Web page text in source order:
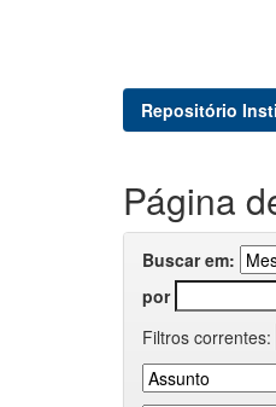
Repositório
Página
Buscar em:
por
Filtros correntes: